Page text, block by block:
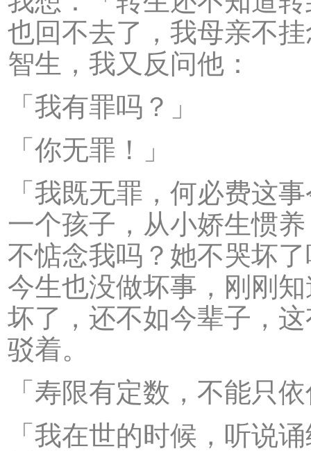
也回不去了，我母亲不
智生，我又反问他：
「我有罪吗？」
「你无罪！」
「我既无罪，何必费这
一个孩子，从小娇生惯
不惦念我吗？她不哭坏
今生也没做坏事，刚刚
坏了，还不如今辈子，
驳着。
「寿限有定数，不能只
「我在世的时候，听说